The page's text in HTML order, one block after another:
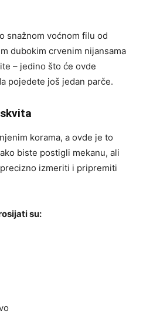
snažnom voćnom filu od
dubokim crvenim nijansama
– jedino što će ovde
pojedete još jedan parče.
korama, a ovde je to
biste postigli mekanu, ali
izmeriti i pripremiti
su: